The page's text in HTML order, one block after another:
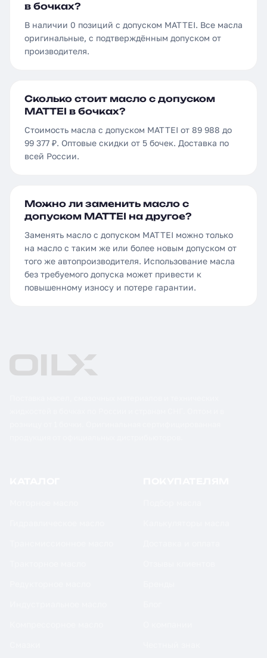
в бочках?
В наличии 0 позиций с допуском MATTEI. Все масла
оригинальные, с подтверждённым допуском от
производителя.
Сколько стоит масло с допуском
MATTEI в бочках?
Стоимость масла с допуском MATTEI от 89 988 до
99 377 ₽. Оптовые скидки от 5 бочек. Доставка по
всей России.
Можно ли заменить масло с
допуском MATTEI на другое?
Заменять масло с допуском MATTEI можно только
на масло с таким же или более новым допуском от
того же автопроизводителя. Использование масла
без требуемого допуска может привести к
повышенному износу и потере гарантии.